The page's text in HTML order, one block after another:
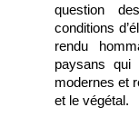
question
conditions
rendu
paysans qui
modernes et
et le végétal.